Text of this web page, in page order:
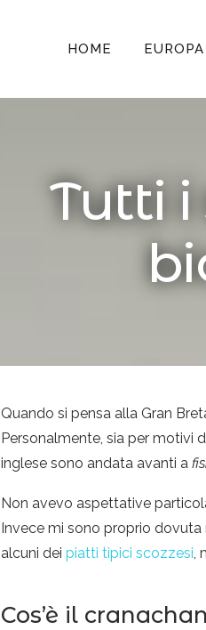
HOME EUROPA
Tutti i
Quando si pensa alla Gran
Personalmente, sia per motivi
inglese sono andata avanti a
Non avevo aspettative
Invece mi sono proprio dovuta
alcuni deipiatti tipici scozzesi,
Cos’è il